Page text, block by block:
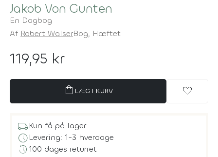
Jakob Von Gunten
En Dagbog
Af Robert WalserBog, Hæftet
119,95 kr
shopping_bag LÆG I KURV favorite
local_shippingKun få på lager
scheduleLevering: 1-3 hverdage
history100 dages returret